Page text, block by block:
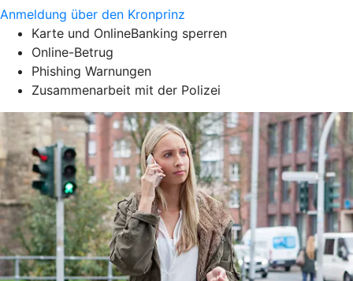
Anmeldung über den Kronprinz
Karte und OnlineBanking sperren
Online-Betrug
Phishing Warnungen
Zusammenarbeit mit der Polizei